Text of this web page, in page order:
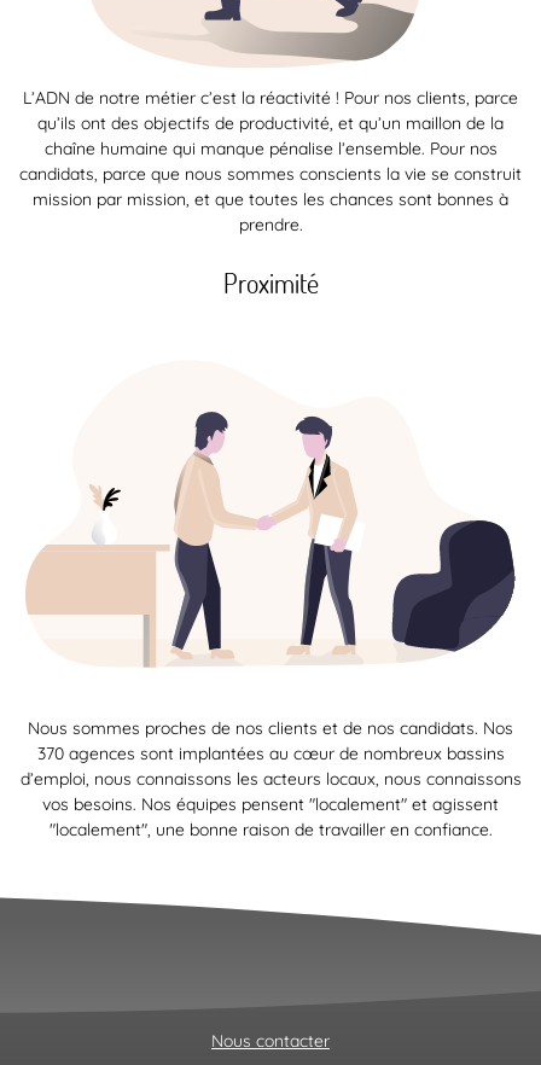
L’ADN de notre métier c’est la réactivité ! Pour nos clients, parce
qu’ils ont des objectifs de productivité, et qu’un maillon de la
chaîne humaine qui manque pénalise l’ensemble. Pour nos
candidats, parce que nous sommes conscients la vie se construit
mission par mission, et que toutes les chances sont bonnes à
prendre.
Proximité
Nous sommes proches de nos clients et de nos candidats. Nos
370 agences sont implantées au cœur de nombreux bassins
d’emploi, nous connaissons les acteurs locaux, nous connaissons
vos besoins. Nos équipes pensent "localement" et agissent
"localement", une bonne raison de travailler en confiance.
Nous contacter